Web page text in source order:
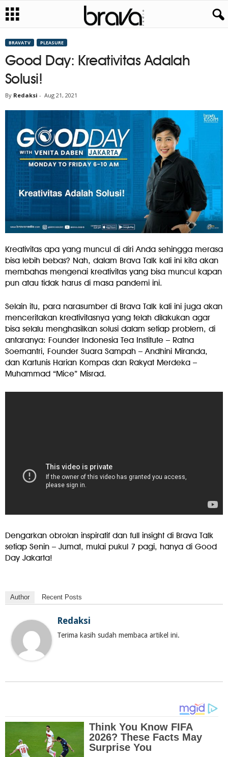
BRAVATV PLEASURE
Good Day: Kreativitas Adalah
Solusi!
By Redaksi - Aug 21, 2021
Kreativitas apa yang muncul di diri Anda sehingga merasa
bisa lebih bebas? Nah, dalam Brava Talk kali ini kita akan
membahas mengenai kreativitas yang bisa muncul kapan
pun atau tidak harus di masa pandemi ini.
Selain itu, para narasumber di Brava Talk kali ini juga akan
menceritakan kreativitasnya yang telah dilakukan agar
bisa selalu menghasilkan solusi dalam setiap problem, di
antaranya: Founder Indonesia Tea Institute – Ratna
Soemantri, Founder Suara Sampah – Andhini Miranda,
dan Kartunis Harian Kompas dan Rakyat Merdeka –
Muhammad “Mice” Misrad.
Dengarkan obrolan inspiratif dan full insight di Brava Talk
setiap Senin – Jumat, mulai pukul 7 pagi, hanya di Good
Day Jakarta!
Author Recent Posts
Redaksi
Terima kasih sudah membaca artikel ini.